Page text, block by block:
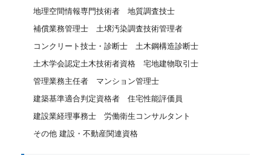
地理空間情報専門技術者
地質調査技士
補償業務管理士
土壌汚染調査技術管理者
コンクリート技士・診断士
土木鋼構造診断士
土木学会認定土木技術者資格
宅地建物取引士
管理業務主任者
マンション管理士
建築基準適合判定資格者
住宅性能評価員
建設業経理事務士
労働衛生コンサルタント
その他 建設・不動産関連資格